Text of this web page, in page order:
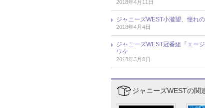
2018年4月11日
ジャニーズWEST小瀧望、憧れ
2018年4月4日
ジャニーズWEST冠番組『エー
ワケ
2018年3月8日
ジャニーズWESTの関